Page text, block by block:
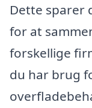
Dette sparer
for at
forskellige
du har brug